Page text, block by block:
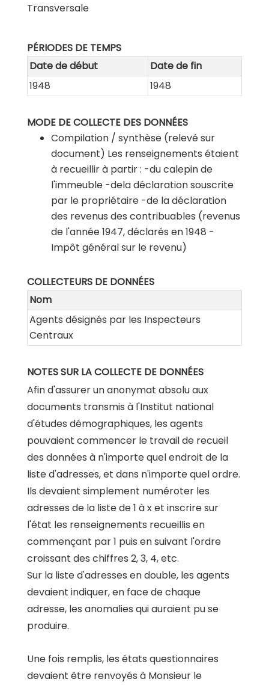
Transversale
PÉRIODES DE TEMPS
Date de début
Date de fin
1948
1948
MODE DE COLLECTE DES DONNÉES
Compilation / synthèse (relevé sur
document) Les renseignements étaient
à recueillir à partir : -du calepin de
l'immeuble -dela déclaration souscrite
par le propriétaire -de la déclaration
des revenus des contribuables (revenus
de l'année 1947, déclarés en 1948 -
Impôt général sur le revenu)
COLLECTEURS DE DONNÉES
Nom
Agents désignés par les Inspecteurs
Centraux
NOTES SUR LA COLLECTE DE DONNÉES
Afin d'assurer un anonymat absolu aux
documents transmis à l'Institut national
d'études démographiques, les agents
pouvaient commencer le travail de recueil
des données à n'importe quel endroit de la
liste d'adresses, et dans n'importe quel ordre.
Ils devaient simplement numéroter les
adresses de la liste de 1 à x et inscrire sur
l'état les renseignements recueillis en
commençant par 1 puis en suivant l'ordre
croissant des chiffres 2, 3, 4, etc.
Sur la liste d'adresses en double, les agents
devaient indiquer, en face de chaque
adresse, les anomalies qui auraient pu se
produire.
Une fois remplis, les états questionnaires
devaient être renvoyés à Monsieur le